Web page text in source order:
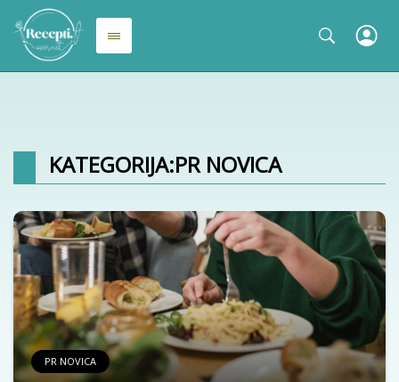
KATEGORIJA:PR NOVICA
PR NOVICA